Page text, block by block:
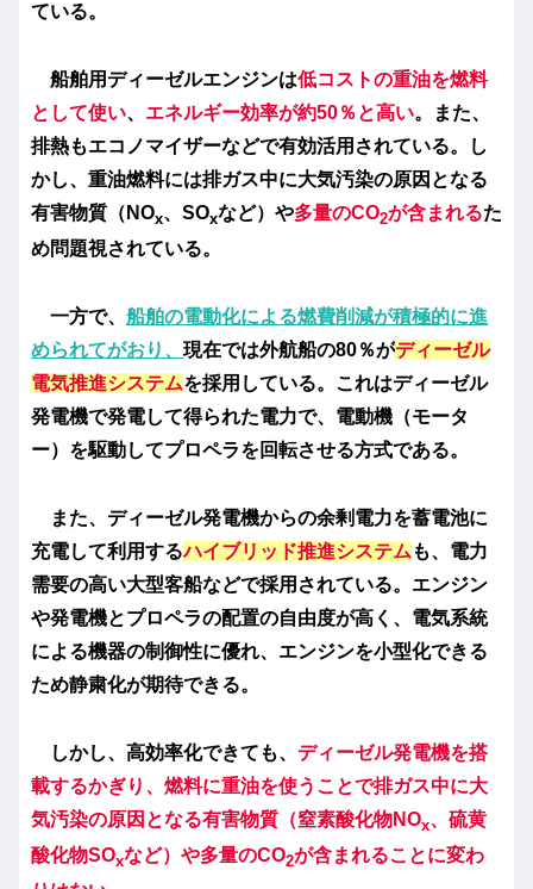
ている。
船舶用ディーゼルエンジンは低コストの重油を燃料
として使い、 エネルギー効率が約50％と高い。また、
排熱もエコノマイザーなどで有効活用されている。し
かし、重油燃料には排ガス中に大気汚染の原因となる
有害物質（NOx、SOxなど）や多量のCO2が含まれるた
め問題視されている。
一方で、 船舶の電動化による燃費削減が積極的に進
められてがおり、 現在では外航船の80％がディーゼル
電気推進システムを採用している。これはディーゼル
発電機で発電して得られた電力で、電動機（モータ
ー）を駆動してプロペラを回転させる方式である。
また、ディーゼル発電機からの余剰電力を蓄電池に
充電して利用するハイブリッド推進システム も、電力
需要の高い大型客船などで採用されている。エンジン
や発電機とプロペラの配置の自由度が高く、電気系統
による機器の制御性に優れ、エンジンを小型化できる
ため静粛化が期待できる。
しかし、高効率化できても、 ディーゼル発電機を搭
載するかぎり、燃料に重油を使うことで排ガス中に大
気汚染の原因となる有害物質（窒素酸化物NOx、 硫黄
酸化物SOxなど）や多量のCO2が含まれることに変わ